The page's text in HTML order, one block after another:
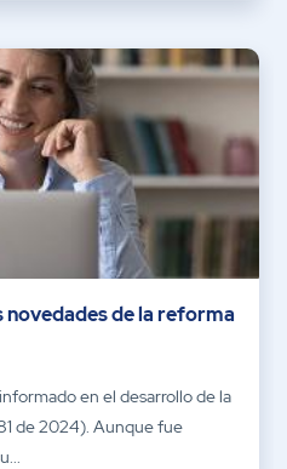
novedades de la reforma
en el desarrollo de la
de 2024). Aunque fue